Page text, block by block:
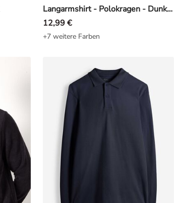
Langarmshirt - Polokragen - Dunkelgrau
12,99 €
+7 weitere Farben